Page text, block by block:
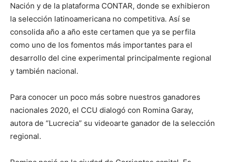
Nación y de la plataforma CONTAR, donde se exhibieron
la selección latinoamericana no competitiva. Así se
consolida año a año este certamen que ya se perfila
como uno de los fomentos más importantes para el
desarrollo del cine experimental principalmente regional
y también nacional.
Para conocer un poco más sobre nuestros ganadores
nacionales 2020, el CCU dialogó con Romina Garay,
autora de “Lucrecia” su videoarte ganador de la selección
regional.